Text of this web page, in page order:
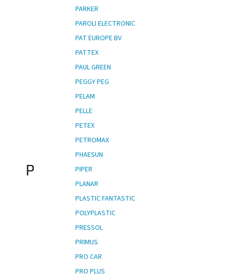
P
PARKER
PAROLI ELECTRONIC
PAT EUROPE BV
PATTEX
PAUL GREEN
PEGGY PEG
PELAM
PELLE
PETEX
PETROMAX
PHAESUN
PIPER
PLANAR
PLASTIC FANTASTIC
POLYPLASTIC
PRESSOL
PRIMUS
PRO CAR
PRO PLUS